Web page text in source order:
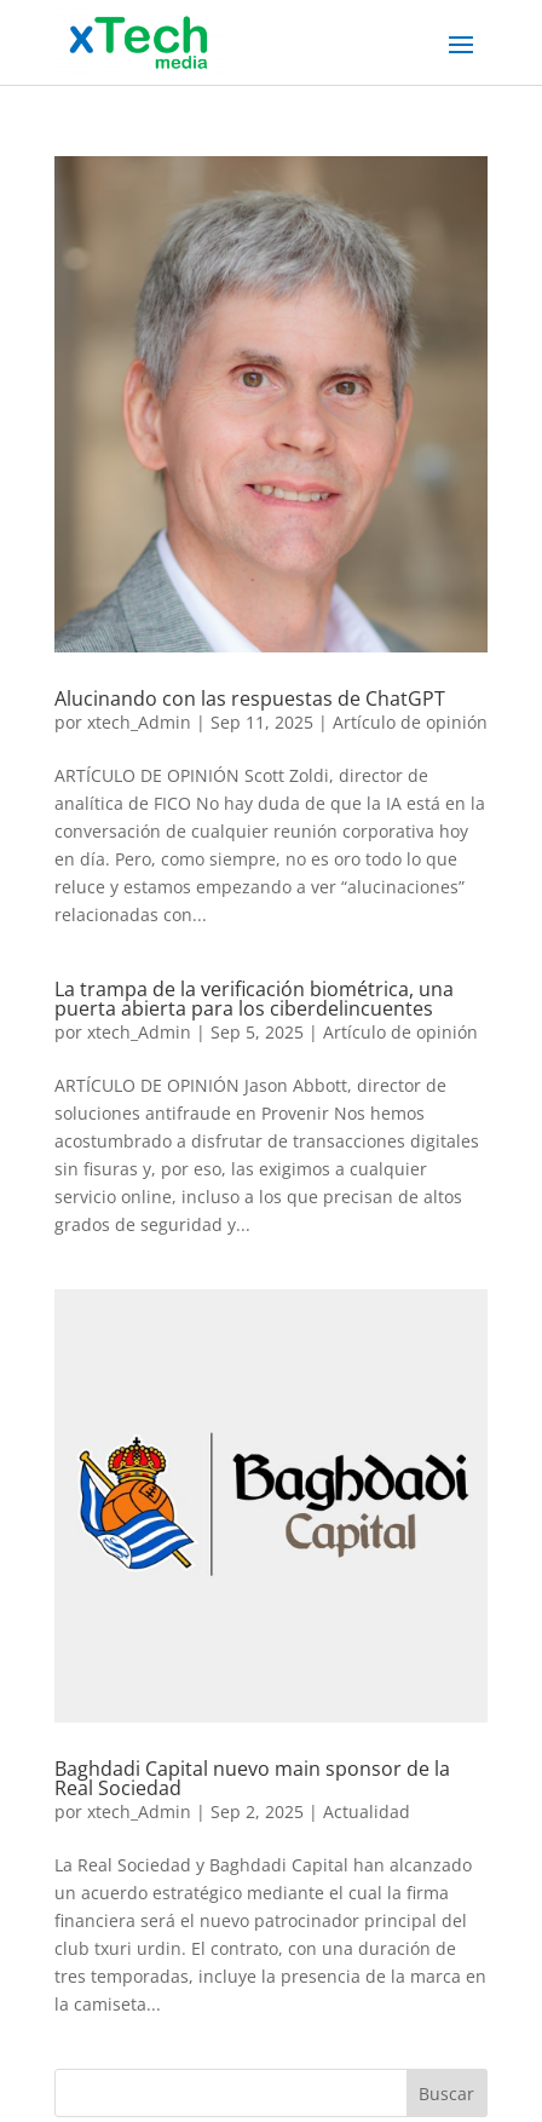
Alucinando con las respuestas de ChatGPT
por xtech_Admin | Sep 11, 2025| Artículo de opinión
ARTÍCULO DE OPINIÓN Scott Zoldi, director de
analítica de FICO No hay duda de que la IA está en la
conversación de cualquier reunión corporativa hoy
en día. Pero, como siempre, no es oro todo lo que
reluce y estamos empezando a ver “alucinaciones”
relacionadas con...
La trampa de la verificación biométrica, una
puerta abierta para los ciberdelincuentes
por xtech_Admin | Sep 5, 2025| Artículo de opinión
ARTÍCULO DE OPINIÓN Jason Abbott, director de
soluciones antifraude en Provenir Nos hemos
acostumbrado a disfrutar de transacciones digitales
sin fisuras y, por eso, las exigimos a cualquier
servicio online, incluso a los que precisan de altos
grados de seguridad y...
Baghdadi Capital nuevo main sponsor de la
Real Sociedad
por xtech_Admin | Sep 2, 2025| Actualidad
La Real Sociedad y Baghdadi Capital han alcanzado
un acuerdo estratégico mediante el cual la firma
financiera será el nuevo patrocinador principal del
club txuri urdin. El contrato, con una duración de
tres temporadas, incluye la presencia de la marca en
la camiseta...
Buscar